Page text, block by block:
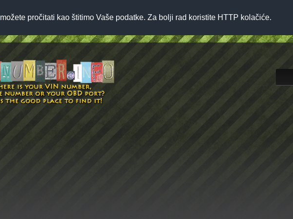
možete pročitati kao štitimo Vaše podatke. Za bolji rad koristite HTTP kolačiće.